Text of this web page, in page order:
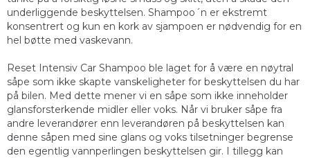
underliggende beskyttelsen. Shampoo´n er ekstremt
konsentrert og kun en kork av sjampoen er nødvendig for en
hel bøtte med vaskevann.
Reset Intensiv Car Shampoo ble laget for å være en nøytral
såpe som ikke skapte vanskeligheter for beskyttelsen du har
på bilen. Med dette mener vi en såpe som ikke inneholder
glansforsterkende midler eller voks. Når vi bruker såpe fra
andre leverandører enn leverandøren på beskyttelsen kan
denne såpen med sine glans og voks tilsetninger begrense
den egentlig vannperlingen beskyttelsen gir. I tillegg kan